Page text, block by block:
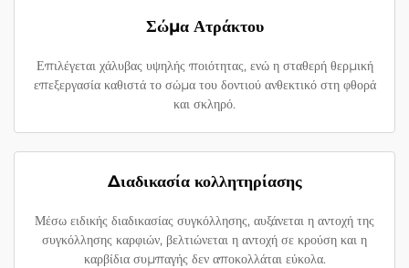
Σώμα Ατράκτου
Επιλέγεται χάλυβας υψηλής ποιότητας, ενώ η σταθερή θερμική
επεξεργασία καθιστά το σώμα του δοντιού ανθεκτικό στη φθορά
και σκληρό.
Διαδικασία κολλητηρίασης
Μέσω ειδικής διαδικασίας συγκόλλησης, αυξάνεται η αντοχή της
συγκόλλησης καρφιών, βελτιώνεται η αντοχή σε κρούση και η
καρβίδια συμπαγής δεν αποκολλάται εύκολα.